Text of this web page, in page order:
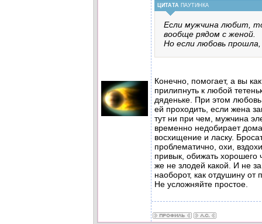
ЦИТАТА ПАУТИНКА
Если мужчина любит,
вообще рядом с женой.
Но если любовь
Конечно, помогает, а вы
прилипнуть к любой
дяденьке. При этом
ей проходить, если жена
тут ни при чем, мужчина
временно недобирает
восхищение и ласку.
проблематично, охи,
привык, обижать хорошего
же не злодей какой. И не
наоборот, как отдушину от
Не усложняйте простое.